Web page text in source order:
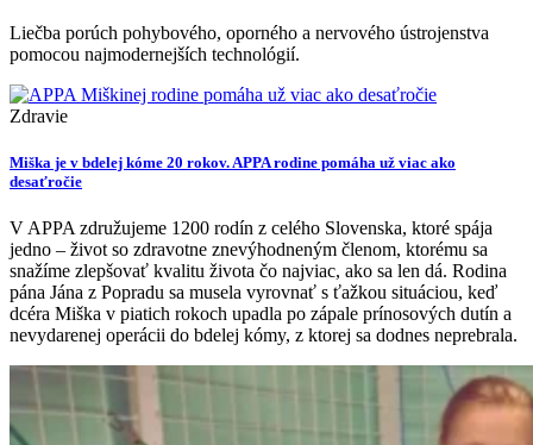
Liečba porúch pohybového, oporného a nervového ústrojenstva
pomocou najmodernejších technológií.
Zdravie
Miška je v bdelej kóme 20 rokov. APPA rodine pomáha už viac ako
desaťročie
V APPA združujeme 1200 rodín z celého Slovenska, ktoré spája
jedno – život so zdravotne znevýhodneným členom, ktorému sa
snažíme zlepšovať kvalitu života čo najviac, ako sa len dá. Rodina
pána Jána z Popradu sa musela vyrovnať s ťažkou situáciou, keď
dcéra Miška v piatich rokoch upadla po zápale prínosových dutín a
nevydarenej operácii do bdelej kómy, z ktorej sa dodnes neprebrala.